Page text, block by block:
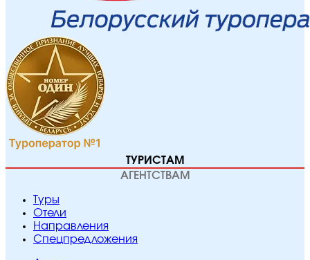
ТУРИСТАМ
АГЕНТСТВАМ
Туры
Отели
Направления
Спецпредложения